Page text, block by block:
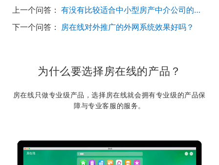
上一个问答：
有没有比较适合中小型房产中介公司的房屋管理系统？
下一个问答： 房在线对外推广的外网系统效果好吗？
为什么要选择房在线的产品？
房在线只做专业级产品，选择房在线就会拥有专业级的产品保
障与专业客服的服务。